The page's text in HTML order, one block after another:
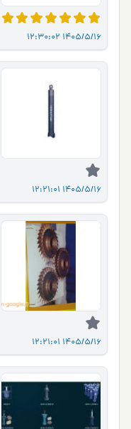
1405/5/16 12:30:02
1405/5/16 12:21:01
1405/5/16 12:21:01